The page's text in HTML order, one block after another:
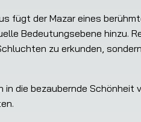
fügt der Mazar eines
Bedeutungsebene hinzu.
zu erkunden,
die bezaubernde Schönheit